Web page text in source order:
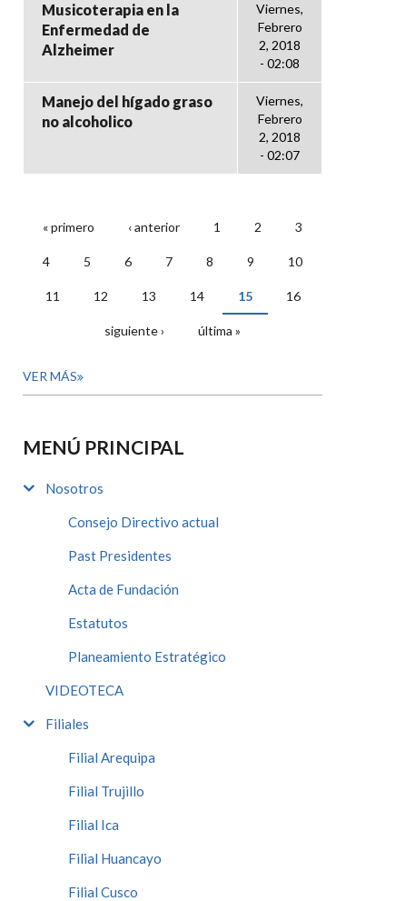
Musicoterapia en la
Enfermedad de
Alzheimer
Viernes,
Febrero
2, 2018
- 02:08
Manejo del hígado graso
no alcoholico
Viernes,
Febrero
2, 2018
- 02:07
PÁGINAS
« primero ‹ anterior 1 2 3
4 5 6 7 8 9 10
11 12 13 14 15 16
siguiente › última »
VER MÁS
MENÚ PRINCIPAL
Nosotros
Consejo Directivo actual
Past Presidentes
Acta de Fundación
Estatutos
Planeamiento Estratégico
VIDEOTECA
Filiales
Filial Arequipa
Filial Trujillo
Filial Ica
Filial Huancayo
Filial Cusco